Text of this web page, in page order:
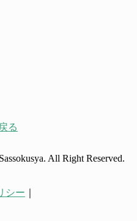
る
All Right Reserved.
シー